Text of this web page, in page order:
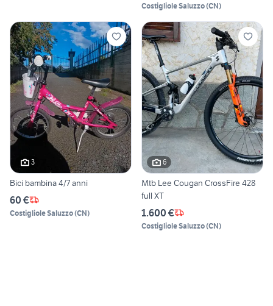
Costigliole Saluzzo(CN)
3
Bici bambina 4/7 anni
60 €
Costigliole Saluzzo(CN)
6
Mtb Lee Cougan CrossFire 428
full XT
1.600 €
Costigliole Saluzzo(CN)